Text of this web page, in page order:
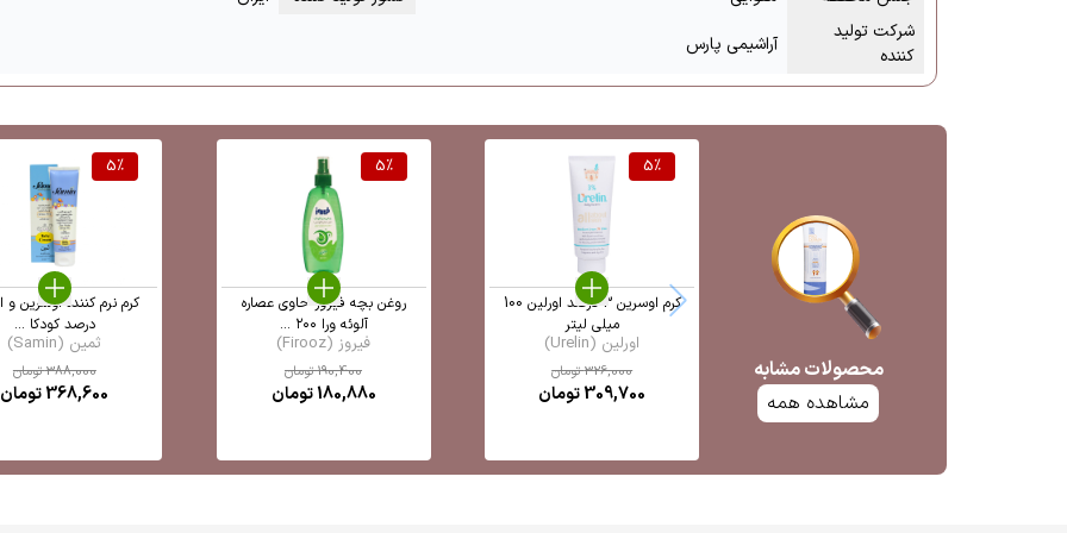
شرکت تولید
کننده
آراشیمی پارس
محصولات مشابه
مشاهده همه
5%
کرم اوسرین 3 درصد اورلین 100
میلی لیتر
اورلین (Urelin)
326,000تومان
309,700تومان
5%
روغن بچه فیروز حاوی عصاره
آلوئه ورا ۲۰۰ ...
فیروز (Firooz)
190,400تومان
180,880تومان
5%
درصد کودکا ...
ثمین (Samin)
388,000تومان
368,600تومان